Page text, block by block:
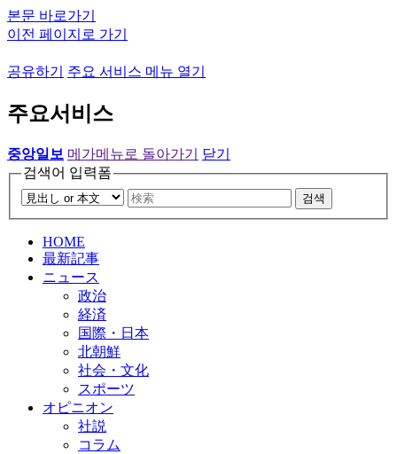
본문 바로가기
이전 페이지로 가기
공유하기 주요 서비스 메뉴 열기
주요서비스
중앙일보 메가메뉴로 돌아가기
닫기
검색어 입력폼
검색
HOME
最新記事
ニュース
政治
経済
国際・日本
北朝鮮
社会・文化
スポーツ
オピニオン
社説
コラム